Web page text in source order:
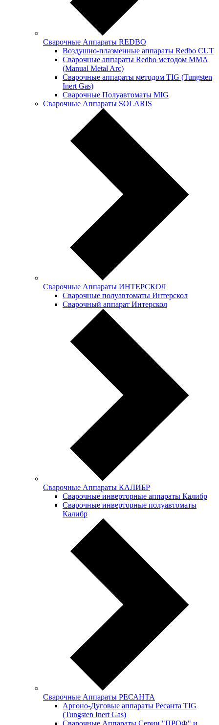
Сварочные Аппараты REDBO
Воздушно-плазменные аппараты Redbo CUT
Сварочные аппараты Redbo методом MMA
(Manual Metal Arc)
Сварочные аппараты методом TIG (Tungsten
Inert Gas)
Сварочные Полуавтоматы MIG
Сварочные Аппараты SOLARIS
Сварочные Аппараты ИНТЕРСКОЛ
Сварочные полуавтоматы Интерскол
Сварочный аппарат Интерскол
Сварочные Аппараты КАЛИБР
Сварочные инверторные аппараты Калибр
Сварочные инверторные полуавтоматы
Калибр
Сварочные Аппараты РЕСАНТА
Аргоно-Дуговые аппараты Ресанта TIG
(Tungsten Inert Gas)
Сварочные Аппараты Серии "ПРОФ" и